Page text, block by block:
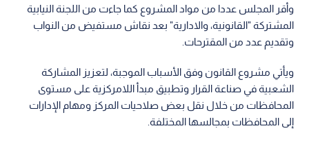
وأقر المجلس عددا من مواد المشروع كما جاءت من اللجنة النيابية
المشتركة "القانونية، والادارية" بعد نقاش مستفيض من النواب
وتقديم عدد من المقترحات.
ويأتي مشروع القانون وفق الأسباب الموجبة، لتعزيز المشاركة
الشعبية في صناعة القرار وتطبيق مبدأ اللامركزية على مستوى
المحافظات من خلال نقل بعض صلاحيات المركز ومهام الإدارات
إلى المحافظات بمجالسها المختلفة.